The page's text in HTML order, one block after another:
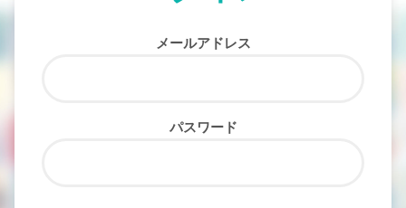
メールアドレス
パスワード